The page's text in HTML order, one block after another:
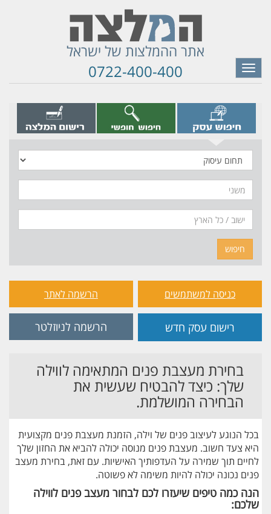
אתר ההמלצות של ישראל
0722-400-400
Toggle
navigation
עיסוק
חיפוש
כניסה למשתמשים הרשמה לאתר
רישום עסק חדש הרשמה לניוזלטר
בחירת מעצבת פנים המתאימה לווילה
שלך: כיצד להבטיח שעשית את
הבחירה המושלמת.
בכל הנוגע לעיצוב פנים של וילה, הזמנת מעצבת פנים מקצועית
היא צעד חשוב. מעצבת פנים מנוסה יכולה להביא את החזון שלך
לחיים תוך שמירה על העדפותיך האישיות. עם זאת, בחירת מעצב
פנים נכונה יכולה להיות משימה לא פשוטה.
הנה כמה טיפים שיעזרו לכם לבחור מעצב פנים לווילה
שלכם: